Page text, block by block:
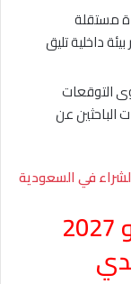
مستقلة
داخلية تليق
التوقعات
الباحثين عن
خيارات المحركات في باجيرو 2027